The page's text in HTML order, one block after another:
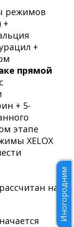
режимов
+
+
прямой
+ 5-
этапе
XELOX
на Иногородним